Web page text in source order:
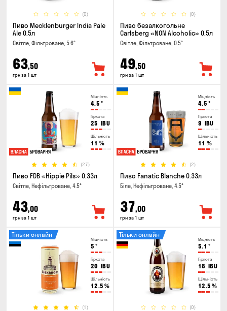
(0)
Пиво Mecklenburger India Pale
Ale 0.5л
Світле, Фільтроване, 5.6°
63,50
грн за 1 шт
(0)
Пиво безалкогольне
Carlsberg «NON Alcoholic» 0.5л
Світле, Фільтроване, 0.5°
49,50
грн за 1 шт
Міцність
4.5 °
Гіркота
25 IBU
Щільність
11 %
(27)
Пиво FDB «Hippie Pils» 0.33л
Світле, Нефільтроване, 4.5°
43,00
грн за 1 шт
Міцність
4.5 °
Гіркота
9 IBU
Щільність
11 %
(2)
Пиво Fanatic Blanche 0.33л
Біле, Нефільтроване, 4.5°
37,00
грн за 1 шт
Міцність
5 °
Гіркота
20 IBU
Щільність
12.5 %
(1)
Тільки онлайн
Міцність
5.1 °
Гіркота
18 IBU
Щільність
12.5 %
(0)
Тільки онлайн